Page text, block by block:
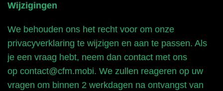
Wijzigingen
We behouden ons het recht voor om onze
privacyverklaring te wijzigen en aan te passen. Als
je een vraag hebt, neem dan contact met ons
op contact@cfm.mobi. We zullen reageren op uw
vragen om binnen 2 werkdagen na ontvangst van